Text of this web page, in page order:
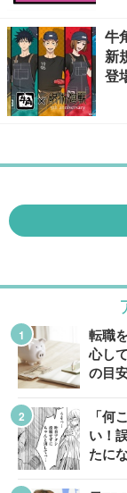
牛
新
登
転職
心し
の目
「
い！
たに